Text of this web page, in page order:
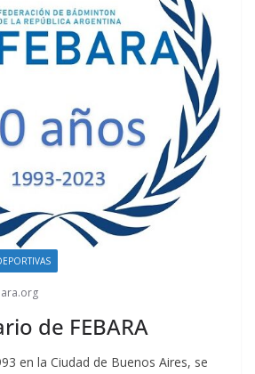
de FEBARA
en la Ciudad de Buenos Aires, se